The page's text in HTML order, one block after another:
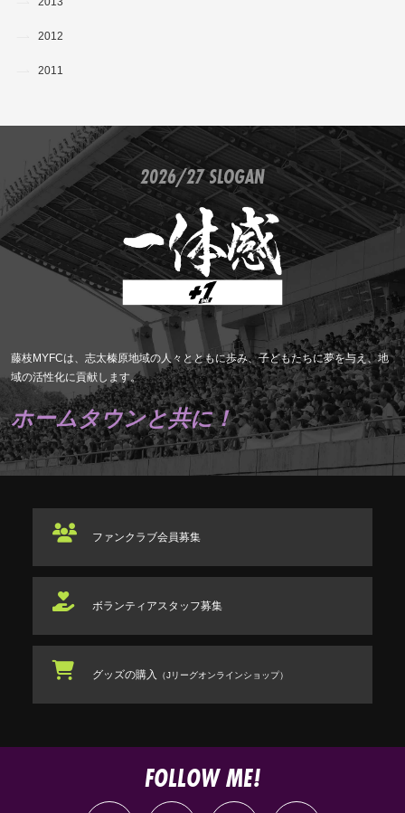
2012
2011
2026/27 SLOGAN
藤枝MYFCは、志太榛原地域の人々とともに歩み、子どもたちに夢を与え、地
域の活性化に貢献します。
ホームタウンと共に！
ファンクラブ会員募集
ボランティアスタッフ募集
グッズの購入 （Jリーグオンラインショップ）
FOLLOW ME!